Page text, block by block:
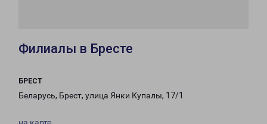
Филиалы в Бресте
БРЕСТ
Беларусь, Брест, улица Янки Купалы, 17/1